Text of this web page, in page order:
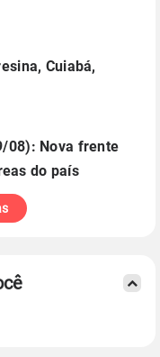
Cuiabá,
08): Nova frente
do país